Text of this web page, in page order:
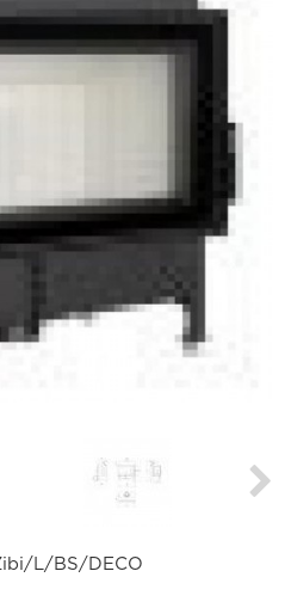
L/BS/DECO